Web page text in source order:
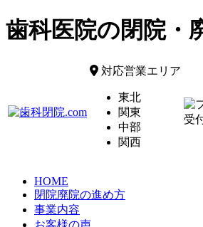
歯科医院の閉院・
対応営業エリア
東北
関東
中部
関西
受
HOME
閉院廃院の進め方
事業内容
お客様の声